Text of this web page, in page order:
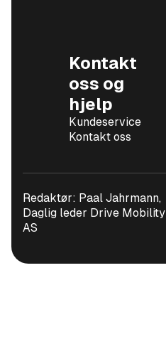
Kontakt
oss og
hjelp
Kundeservice
Kontakt oss
Redaktør: Paal Jahrmann,
Daglig leder Drive Mobility
AS